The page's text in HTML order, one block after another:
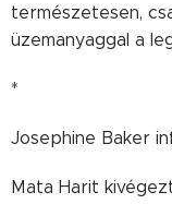
természetesen,
üzemanyaggal a
*
Josephine Baker
Mata Harit